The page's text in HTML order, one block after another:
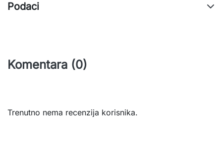
Podaci
Komentara (0)
Trenutno nema recenzija korisnika.